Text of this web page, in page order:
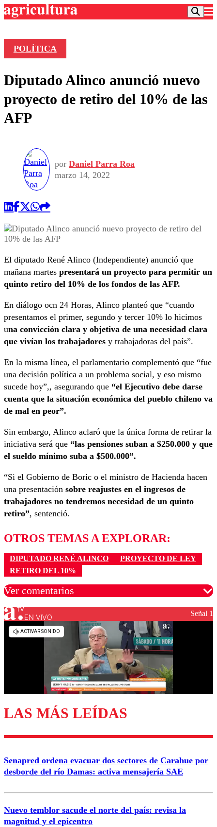
Frecuencias
Agricultura TV
Deportes
Seleccion Chilena
Torneo Internacional
Economía
Internacional
Opinión
Programas
POLÍTICA
Diputado Alinco anunció nuevo
proyecto de retiro del 10% de las
AFP
por Daniel Parra Roa
marzo 14, 2022
El diputado René Alinco (Independiente) anunció que
mañana martes presentará un proyecto para permitir un
quinto retiro del 10% de los fondos de las AFP.
En diálogo ocn 24 Horas, Alinco planteó que “cuando
presentamos el primer, segundo y tercer 10% lo hicimos
una convicción clara y objetiva de una necesidad clara
que vivían los trabajadores y trabajadoras del país”.
En la misma línea, el parlamentario complementó que “fue
una decisión política a un problema social, y eso mismo
sucede hoy”,, asegurando que “el Ejecutivo debe darse
cuenta que la situación económica del pueblo chileno va
de mal en peor”.
Sin embargo, Alinco aclaró que la única forma de retirar la
iniciativa será que “las pensiones suban a $250.000 y que
el sueldo mínimo suba a $500.000”.
“Si el Gobierno de Boric o el ministro de Hacienda hacen
una presentación sobre reajustes en el ingresos de
trabajadores no tendremos necesidad de un quinto
retiro”, sentenció.
OTROS TEMAS A EXPLORAR:
DIPUTADO RENÉ ALINCO
PROYECTO DE LEY
RETIRO DEL 10%
Ver comentarios
Los comentarios son moderados para garantizar un
diálogo respetuoso.
Enviar comentario
EN VIVO Señal 1
LAS MÁS LEÍDAS
Senapred ordena evacuar dos sectores de Carahue por
desborde del río Damas: activa mensajería SAE
Nuevo temblor sacude el norte del país: revisa la
magnitud y el epicentro